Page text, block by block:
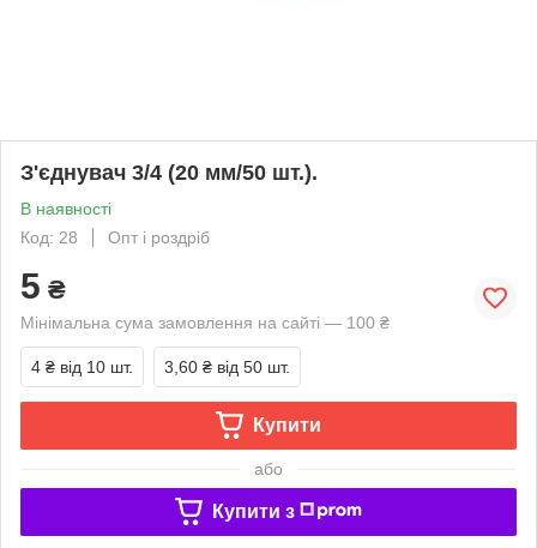
З'єднувач 3/4 (20 мм/50 шт.).
В наявності
Код: 28
Опт і роздріб
5 ₴
Мінімальна сума замовлення на сайті — 100 ₴
4 ₴ від 10 шт. 3,60 ₴ від 50 шт.
Купити
або
Купити з